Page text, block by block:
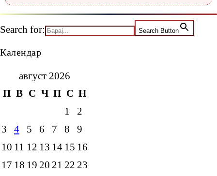
Search for: Search Button
Календар
август 2026
П В С Ч П С Н
1
2
3
4 5 6 7 8
9
10 11 12 13 14 15 16
17 18 19 20 21 22 23